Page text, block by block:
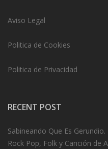
Aviso Legal
Politica de Cookies
Politica de Privacidad
RECENT POST
Sabineando Que Es
Rock Pop, Folk y Canción de